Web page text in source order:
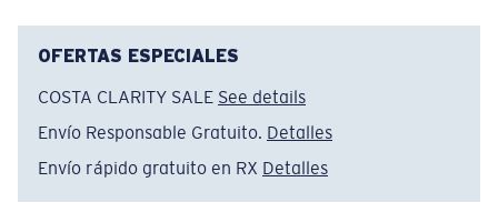
Artículo n.°:FQA401332-74T
Tamaño:S
OFERTAS ESPECIALES
COSTA CLARITY SALE See details
Envío Responsable Gratuito. Detalles
Envío rápido gratuito en RX Detalles